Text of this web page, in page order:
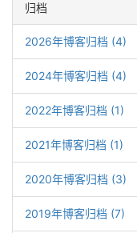
归档
2026年博客归档 (4)
2024年博客归档 (4)
2022年博客归档 (1)
2021年博客归档 (1)
2020年博客归档 (3)
2019年博客归档 (7)